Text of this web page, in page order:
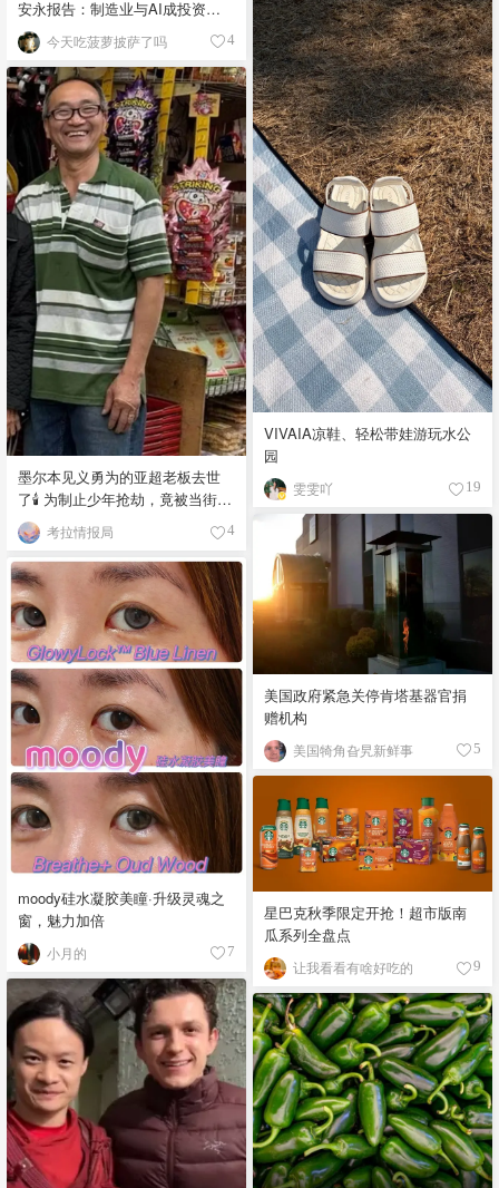
安永报告：制造业与AI成投资新
宠！ 今天吃菠萝披萨了吗 4
VIVAIA凉鞋、轻松带娃游玩水公
园
雯雯吖 19
墨尔本见义勇为的亚超老板去世
了🕯️ 为制止少年抢劫，竟被当街围
殴致死！考拉情报局 4
美国政府紧急关停肯塔基器官捐
赠机构
美国犄角旮旯新鲜事 5
moody硅水凝胶美瞳·升级灵魂之
窗，魅力加倍
小月的 7
星巴克秋季限定开抢！超市版南
瓜系列全盘点
让我看看有啥好吃的 9